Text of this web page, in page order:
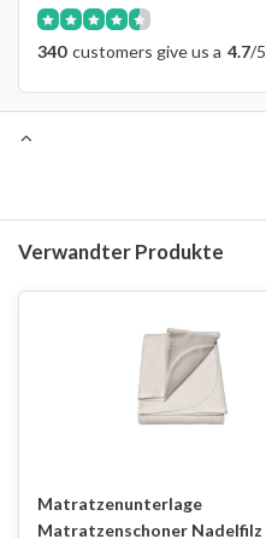
340 customers give us a 4.7/5
Verwandter Produkte
Matratzenunterlage
Matratzenschoner Nadelfilz